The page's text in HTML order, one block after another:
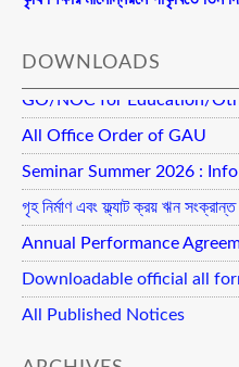
DOWNLOADS
GO/NOC for Education/
All Office Order of GAU
Seminar Summer 2026 :
গৃহ নির্মাণ এবং ফ্ল্যাট ক্রয় ঋন সংক্রান্ত
Annual Performance
Downloadable official all
All Published Notices